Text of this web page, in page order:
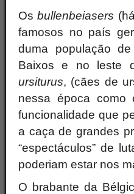
Osbullenbeiasers
famosos no país
duma população
Baixos e no leste
ursiturus, (cães de
nessa época como
funcionalidade que
a caça de grandes
“espectáculos” de
poderiam estar nos
O brabante da